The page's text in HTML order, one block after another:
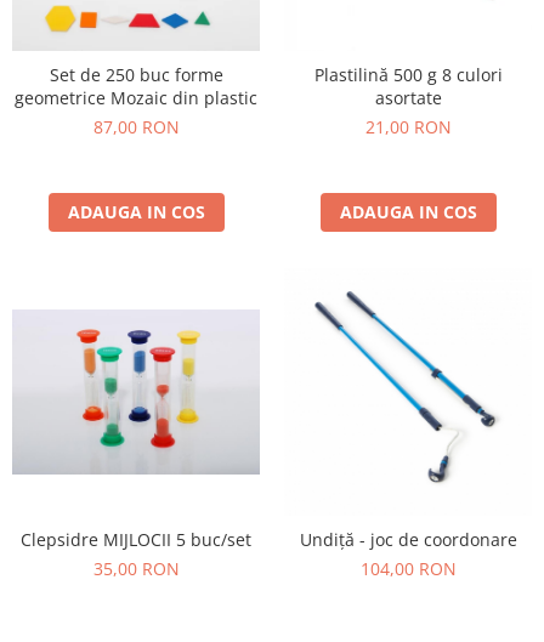
Vopsele
Biciclete si Triciclete
Biciclete
Biciclete Viking Challange
Biciclete Viking Explorer
Camere Senzoriale
Amenajări camere senzoriale
Echipamente camere senzoriale
Oferte pentru Camere Senzoriale
Creativitate si indemanare
Jucarii de constructii
Set de 250 buc forme
geometrice Mozaic din plastic
87,00 RON
ADAUGA IN COS
Plastilină 500 g 8 culori
asortate
21,00 RON
ADAUGA IN COS
Clepsidre MIJLOCII 5 buc/set
35,00 RON
Undiță - joc de coordonare
104,00 RON